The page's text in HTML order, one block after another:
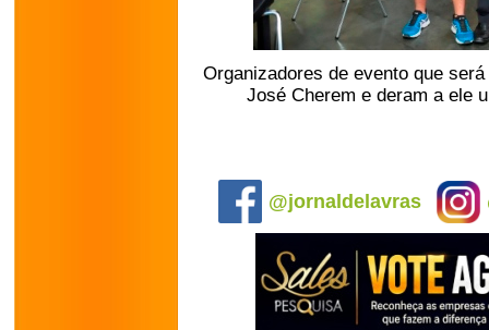
Organizadores de evento que
José Cherem e deram a ele
@jornaldelavras